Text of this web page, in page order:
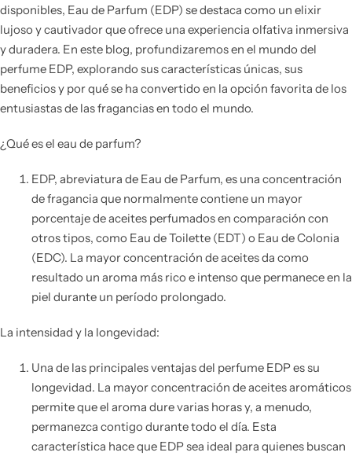
disponibles, Eau de Parfum (EDP) se destaca como un elixir
lujoso y cautivador que ofrece una experiencia olfativa inmersiva
y duradera. En este blog, profundizaremos en el mundo del
perfume EDP, explorando sus características únicas, sus
beneficios y por qué se ha convertido en la opción favorita de los
entusiastas de las fragancias en todo el mundo.
¿Qué es el eau de parfum?
EDP, abreviatura de Eau de Parfum, es una concentración
de fragancia que normalmente contiene un mayor
porcentaje de aceites perfumados en comparación con
otros tipos, como Eau de Toilette (EDT) o Eau de Colonia
(EDC). La mayor concentración de aceites da como
resultado un aroma más rico e intenso que permanece en la
piel durante un período prolongado.
La intensidad y la longevidad:
Una de las principales ventajas del perfume EDP es su
longevidad. La mayor concentración de aceites aromáticos
permite que el aroma dure varias horas y, a menudo,
permanezca contigo durante todo el día. Esta
característica hace que EDP sea ideal para quienes buscan